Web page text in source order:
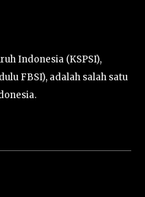
Indonesia (KSPSI),
FBSI), adalah salah satu